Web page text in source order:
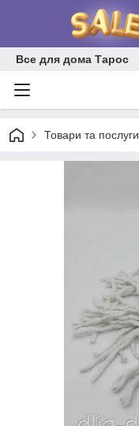
Все для дома Тарос
Товари та послуги